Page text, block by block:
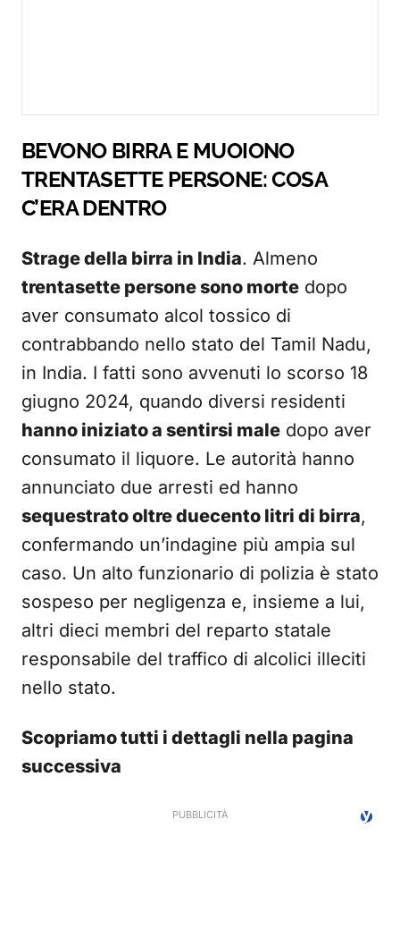
BEVONO BIRRA E MUOIONO
TRENTASETTE PERSONE: COSA
C’ERA DENTRO
Strage della birra in India. Almeno
trentasette persone sono morte dopo
aver consumato alcol tossico di
contrabbando nello stato del Tamil Nadu,
in India. I fatti sono avvenuti lo scorso 18
giugno 2024, quando diversi residenti
hanno iniziato a sentirsi male dopo aver
consumato il liquore. Le autorità hanno
annunciato due arresti ed hanno
sequestrato oltre duecento litri di birra,
confermando un’indagine più ampia sul
caso. Un alto funzionario di polizia è stato
sospeso per negligenza e, insieme a lui,
altri dieci membri del reparto statale
responsabile del traffico di alcolici illeciti
nello stato.
Scopriamo tutti i dettagli nella pagina
successiva